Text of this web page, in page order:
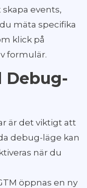
events,
mäta specifika
klick på
formulär.
Debug-
är det viktigt att
debug-läge kan
när du
öppnas en ny